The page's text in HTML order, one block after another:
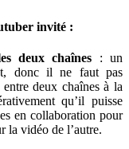
invité :
deux chaînes : un
donc il ne faut pas
deux chaînes à la
qu’il puisse
en collaboration pour
la vidéo de l’autre.